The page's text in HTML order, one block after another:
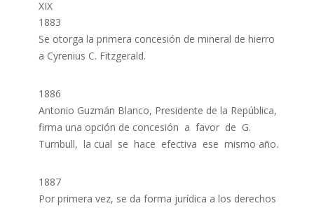
XIX
1883
Se otorga la primera concesión de mineral de hierro
a Cyrenius C. Fitzgerald.
1886
Antonio Guzmán Blanco, Presidente de la República,
firma una opción de concesión a favor de G.
Turnbull, la cual se hace efectiva ese mismo año.
1887
Por primera vez, se da forma jurídica a los derechos